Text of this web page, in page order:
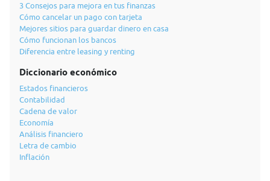
3 Consejos para mejora en tus finanzas
Cómo cancelar un pago con tarjeta
Mejores sitios para guardar dinero en casa
Cómo funcionan los bancos
Diferencia entre leasing y renting
Diccionario económico
Estados financieros
Contabilidad
Cadena de valor
Economía
Análisis financiero
Letra de cambio
Inflación